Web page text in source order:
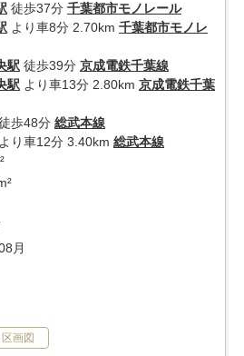
徒歩37分 千葉都市モノレール
より車8分 2.70km 千葉都市モノレ
駅 徒歩39分 京成電鉄千葉線
駅 より車13分 2.80km 京成電鉄千葉
歩48分 総武本線
より車12分 3.40km 総武本線
月
区画図